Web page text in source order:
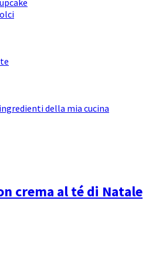
della mia cucina
crema al té di Natale